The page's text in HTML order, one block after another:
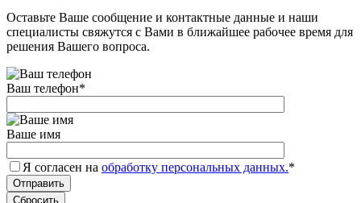
Оставьте Ваше сообщение и контактные данные и наши
специалисты свяжутся с Вами в ближайшее рабочее время для
решения Вашего вопроса.
Ваш телефон*
Ваше имя
Я согласен на обработку персональных данных.*